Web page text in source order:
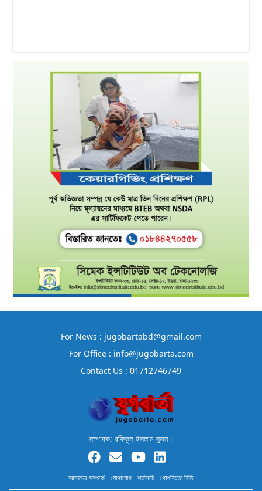
For News : jugobartabd@gmail.com
For Office : info@jugobarta.com
Contact Us : 01712746749
সম্পাদক: রফিকুল ইসলাম সুজন।
আমাদের সম্পর্কে যোগাযোগ শর্তাবলী গোপনীয়তা নীতি